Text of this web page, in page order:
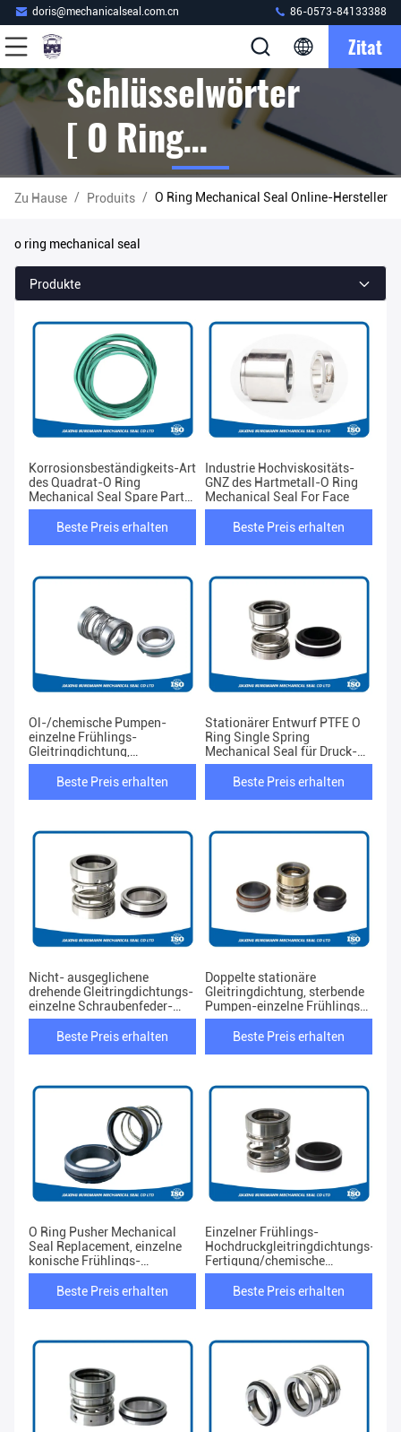
doris@mechanicalseal.com.cn 86-0573-84133388
Zitat
Schlüsselwörter
[ O Ring
Mechanical Seal ]
Übereinstimmung
239 Produits
Zu Hause / Produits / O Ring Mechanical Seal Online-Hersteller
o ring mechanical seal
Produkte
Korrosionsbeständigkeits-Art
des Quadrat-O Ring
Mechanical Seal Spare Parts
chemische
Beste Preis erhalten
Industrie Hochviskositäts-
GNZ des Hartmetall-O Ring
Mechanical Seal For Face
Beste Preis erhalten
Öl-/chemische Pumpen-
einzelne Frühlings-
Gleitringdichtung,
stationäres O Ring
Mechanical Seal
Beste Preis erhalten
Stationärer Entwurf PTFE O
Ring Single Spring
Mechanical Seal für Druck-
Umkehrungen
Beste Preis erhalten
Nicht- ausgeglichene
drehende Gleitringdichtungs-
einzelne Schraubenfeder-
Wellen-Dichtung
Beste Preis erhalten
Doppelte stationäre
Gleitringdichtung, sterbende
Pumpen-einzelne Frühlings-
Leck-Beweis-
Gleitringdichtung
Beste Preis erhalten
O Ring Pusher Mechanical
Seal Replacement, einzelne
konische Frühlings-
Gleitringdichtung
Beste Preis erhalten
Einzelner Frühlings-
Hochdruckgleitringdichtungs-
Fertigung/chemische
Industrie-Verwendung
Beste Preis erhalten